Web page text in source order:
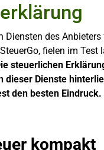
Diensten des
fielen im Test
steuerlichen
dieser Dienste
den besten Eindruck.
kompakt